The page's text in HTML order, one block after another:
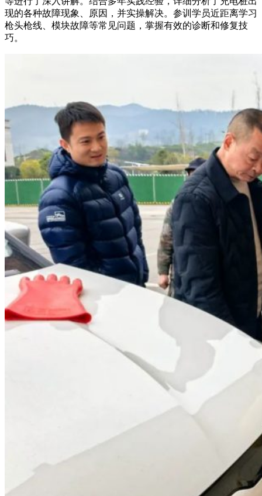
现的各种故障现象、原因，并实操解决。参训学员近距离学习
枪头枪线、模块故障等常见问题，掌握有效的诊断和修复技
巧。